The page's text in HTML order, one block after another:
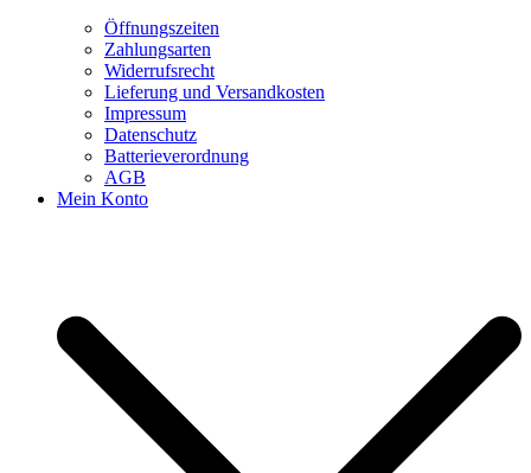
Öffnungszeiten
Zahlungsarten
Widerrufsrecht
Lieferung und Versandkosten
Impressum
Datenschutz
Batterieverordnung
AGB
Mein Konto